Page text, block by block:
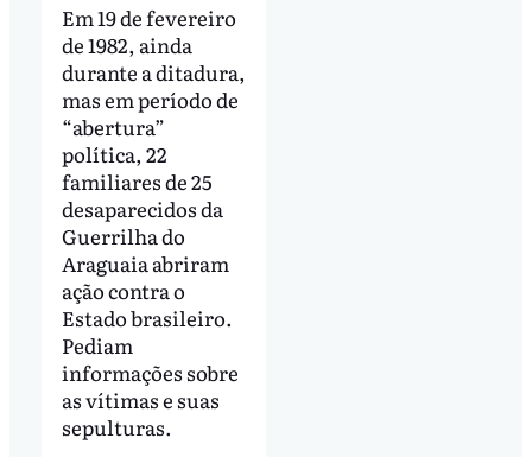
Em 19 de fevereiro
de 1982, ainda
durante a ditadura,
mas em período de
“abertura”
política, 22
familiares de 25
desaparecidos da
Guerrilha do
Araguaia abriram
ação contra o
Estado brasileiro.
Pediam
informações sobre
as vítimas e suas
sepulturas.